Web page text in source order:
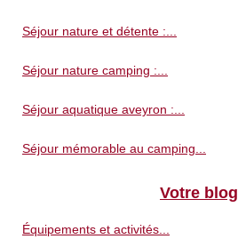
Séjour nature et détente :...
Séjour nature camping :...
Séjour aquatique aveyron :...
Séjour mémorable au camping...
Votre blog
Équipements et activités...